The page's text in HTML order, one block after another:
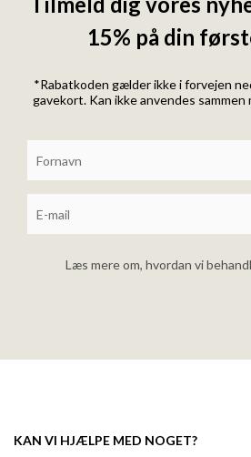
15% på din
*Rabatkoden gælder ikke i forvejen
gavekort. Kan ikke anvendes sammen
Læs mere om, hvordan vi
KAN VI HJÆLPE MED NOGET?